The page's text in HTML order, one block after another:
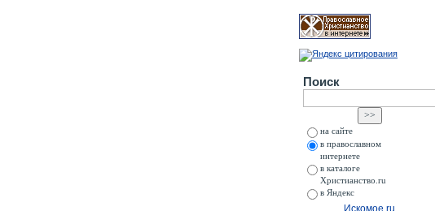
Поиск
на сайте
в православном
интернете
в каталоге
Христианство.ru
в Яндекс
Искомое.ru